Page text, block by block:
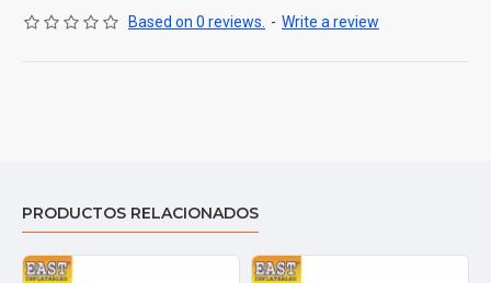
Based on 0 reviews. - Write a review
PRODUCTOS RELACIONADOS